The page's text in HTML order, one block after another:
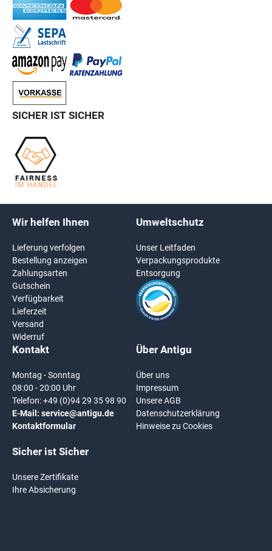
SICHER IST SICHER
Wir helfen Ihnen
Lieferung verfolgen
Bestellung anzeigen
Zahlungsarten
Gutschein
Verfügbarkeit
Lieferzeit
Versand
Widerruf
Umweltschutz
Unser Leitfaden
Verpackungsprodukte
Entsorgung
Kontakt
Montag - Sonntag
08:00 - 20:00 Uhr
Telefon:+49 (0)94 29 35 98 90
E-Mail: service@antigu.de
Kontaktformular
Sicher ist Sicher
Unsere Zertifikate
Ihre Absicherung
Über Antigu
Über uns
Impressum
Unsere AGB
Datenschutzerklärung
Hinweise zu Cookies